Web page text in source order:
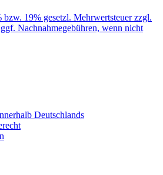
19% gesetzl. Mehrwertsteuer zzgl.
Nachnahmegebühren, wenn nicht
Deutschlands